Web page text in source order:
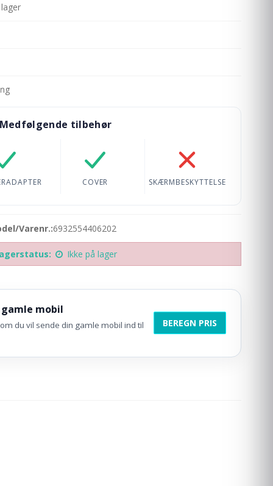
Medfølgende tilbehør
Opladeradapter: Ikke inkluderet
COVER SKÆRMBESKYTTELSE
Varenr.:6932554406202
Ikke på lager
mobil
du vil sende din gamle mobil ind til
BEREGN PRIS